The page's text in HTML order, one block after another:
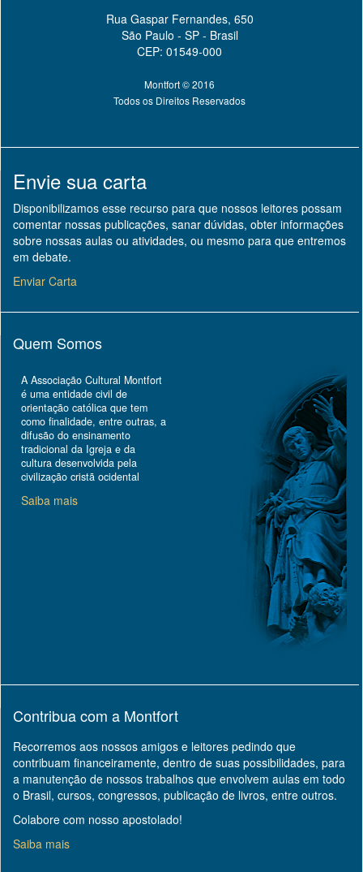
Rua Gaspar Fernandes, 650
São Paulo - SP - Brasil
CEP: 01549-000
Montfort © 2016
Todos os Direitos Reservados
Envie sua carta
Disponibilizamos esse recurso para que nossos leitores possam
comentar nossas publicações, sanar dúvidas, obter informações
sobre nossas aulas ou atividades, ou mesmo para que entremos
em debate.
Enviar Carta
Quem Somos
A Associação Cultural Montfort
é uma entidade civil de
orientação católica que tem
como finalidade, entre outras, a
difusão do ensinamento
tradicional da Igreja e da
cultura desenvolvida pela
civilização cristã ocidental
Saiba mais
Contribua com a Montfort
Recorremos aos nossos amigos e leitores pedindo que
contribuam financeiramente, dentro de suas possibilidades, para
a manutenção de nossos trabalhos que envolvem aulas em todo
o Brasil, cursos, congressos, publicação de livros, entre outros.
Colabore com nosso apostolado!
Saiba mais